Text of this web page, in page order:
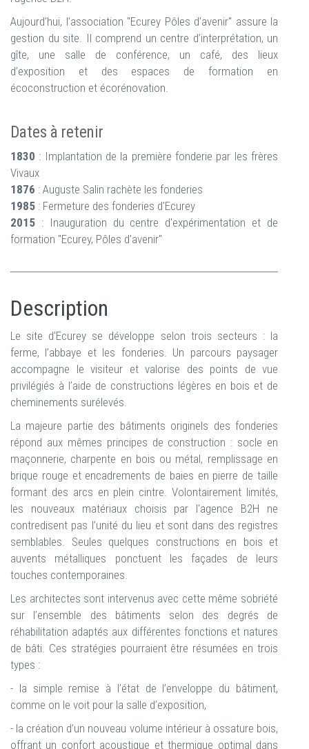
Aujourd’hui, l’association "Ecurey Pôles d’avenir" assure la
gestion du site. Il comprend un centre d’interprétation, un
gîte, une salle de conférence, un café, des lieux
d’exposition et des espaces de formation en
écoconstruction et écorénovation.
Dates à retenir
1830 : Implantation de la première fonderie par les frères
Vivaux
1876 : Auguste Salin rachète les fonderies
1985 : Fermeture des fonderies d'Ecurey
2015 : Inauguration du centre d'expérimentation et de
formation "Ecurey, Pôles d'avenir"
Description
Le site d’Ecurey se développe selon trois secteurs : la
ferme, l’abbaye et les fonderies. Un parcours paysager
accompagne le visiteur et valorise des points de vue
privilégiés à l’aide de constructions légères en bois et de
cheminements surélevés.
La majeure partie des bâtiments originels des fonderies
répond aux mêmes principes de construction : socle en
maçonnerie, charpente en bois ou métal, remplissage en
brique rouge et encadrements de baies en pierre de taille
formant des arcs en plein cintre. Volontairement limités,
les nouveaux matériaux choisis par l'agence B2H ne
contredisent pas l’unité du lieu et sont dans des registres
semblables. Seules quelques constructions en bois et
auvents métalliques ponctuent les façades de leurs
touches contemporaines.
Les architectes sont intervenus avec cette même sobriété
sur l’ensemble des bâtiments selon des degrés de
réhabilitation adaptés aux différentes fonctions et natures
de bâti. Ces stratégies pourraient être résumées en trois
types :
- la simple remise à l’état de l’enveloppe du bâtiment,
comme on le voit pour la salle d’exposition,
- la création d’un nouveau volume intérieur à ossature bois,
offrant un confort acoustique et thermique optimal dans